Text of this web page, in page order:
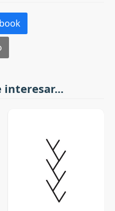
interesar...